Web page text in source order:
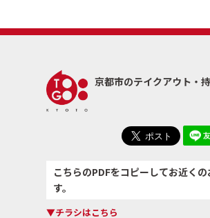
京都市のテイクアウト・
こちらのPDFをコピーしてお近く
す。
▼チラシはこちら